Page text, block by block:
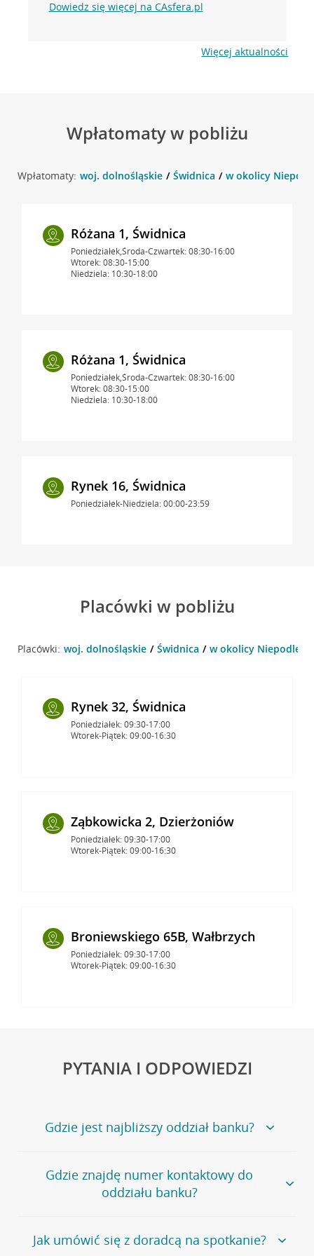
Dowiedz się więcej na CAsfera.pl
Więcej aktualności
Wpłatomaty w pobliżu
Wpłatomaty: woj. dolnośląskie Świdnica w okolicy
Różana 1, Świdnica
Poniedziałek,Środa-Czwartek: 08:30-16:00
Wtorek: 08:30-15:00
Niedziela: 10:30-18:00
Różana 1, Świdnica
Poniedziałek,Środa-Czwartek: 08:30-16:00
Wtorek: 08:30-15:00
Niedziela: 10:30-18:00
Rynek 16, Świdnica
Poniedziałek-Niedziela: 00:00-23:59
Placówki w pobliżu
Placówki: woj. dolnośląskie Świdnica w okolicy
Rynek 32, Świdnica
Poniedziałek: 09:30-17:00
Wtorek-Piątek: 09:00-16:30
Ząbkowicka 2, Dzierżoniów
Poniedziałek: 09:30-17:00
Wtorek-Piątek: 09:00-16:30
Broniewskiego 65B, Wałbrzych
Poniedziałek: 09:30-17:00
Wtorek-Piątek: 09:00-16:30
PYTANIA I ODPOWIEDZI
Gdzie jest najbliższy oddział banku?
Jeśli szukasz oddziału naszego banku, zapraszamy na
stronęPlacówki i bankomaty, na której znajduje się
wygodna wyszukiwarka.
oddziałów
Gdzie znajdę numer kontaktowy do
oddziału banku?
Bank Credit Agricole nie udostępnia ogólnego numeru
telefonu do placówki bankowej.
Jak umówić się z doradcą na spotkanie?